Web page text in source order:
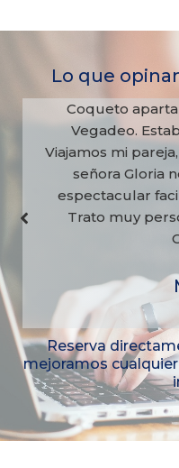
Lo que
Coqueto
Vegadeo.
Viajamos mi
señora Gloria
espectacular
Trato muy
Reserva
mejoramos